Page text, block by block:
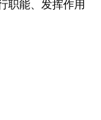
职能、发挥作用